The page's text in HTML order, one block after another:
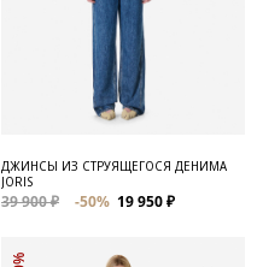
ДЖИНСЫ ИЗ СТРУЯЩЕГОСЯ ДЕНИМА
JORIS
39 900 ₽ -50% 19 950 ₽